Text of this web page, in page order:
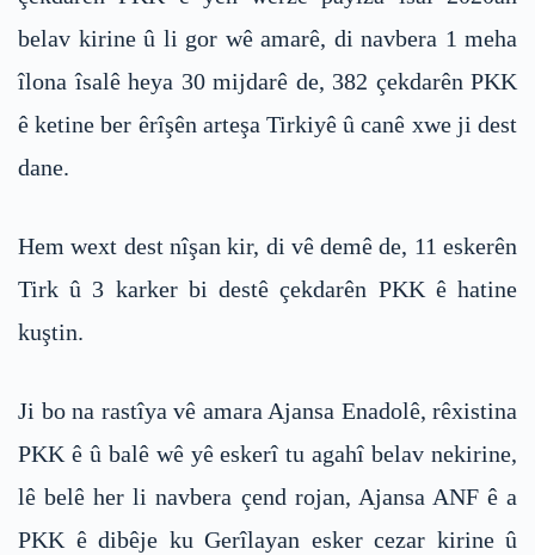
belav kirine û li gor wê amarê, di navbera 1 meha
îlona îsalê heya 30 mijdarê de, 382 çekdarên PKK
ê ketine ber êrîşên arteşa Tirkiyê û canê xwe ji dest
dane.
Hem wext dest nîşan kir, di vê demê de, 11 eskerên
Tirk û 3 karker bi destê çekdarên PKK ê hatine
kuştin.
Ji bo na rastîya vê amara Ajansa Enadolê, rêxistina
PKK ê û balê wê yê eskerî tu agahî belav nekirine,
lê belê her li navbera çend rojan, Ajansa ANF ê a
PKK ê dibêje ku Gerîlayan esker cezar kirine û